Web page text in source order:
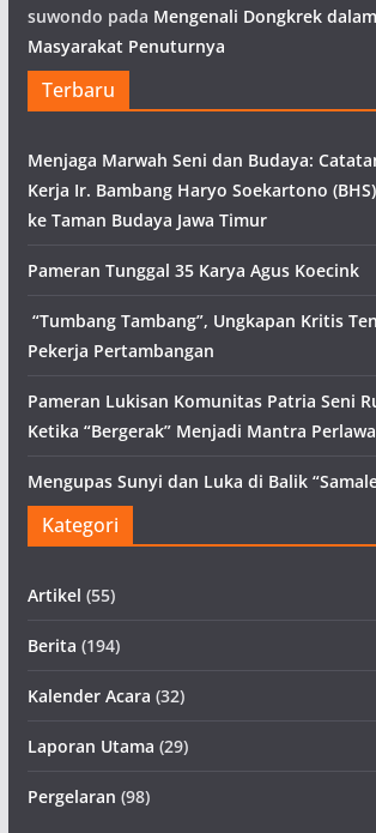
suwondo pada Mengenali Dongkrek
Masyarakat Penuturnya
Terbaru
Menjaga Marwah Seni dan Budaya:
Kerja Ir. Bambang Haryo Soekartono
ke Taman Budaya Jawa Timur
Pameran Tunggal 35 Karya Agus Koecink
“Tumbang Tambang”, Ungkapan Kritis
Pekerja Pertambangan
Pameran Lukisan Komunitas Patria Seni
Ketika “Bergerak” Menjadi Mantra
Mengupas Sunyi dan Luka di Balik
Kategori
Artikel (55)
Berita (194)
Kalender Acara (32)
Laporan Utama (29)
Pergelaran (98)